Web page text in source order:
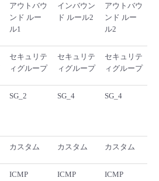
アウトバウ
ンド ルー
ル1
インバウン
ド ルール2
アウトバウ
ンド ルー
ル2
セキュリテ
ィグループ
セキュリテ
ィグループ
セキュリテ
ィグループ
SG_2 SG_4 SG_4
カスタム カスタム カスタム
ICMP ICMP ICMP